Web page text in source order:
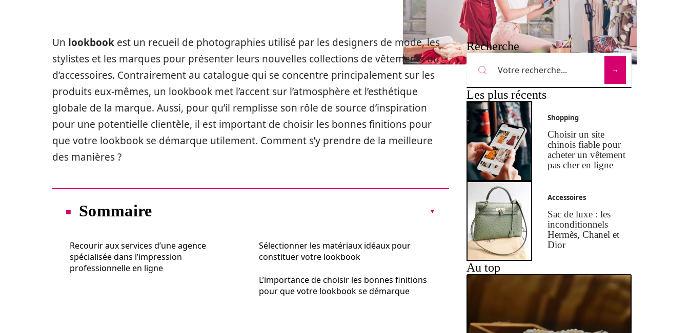
Un lookbook est un recueil de photographies utilisé par les designers de mode, les
stylistes et les marques pour présenter leurs nouvelles collections de vêtements ou
d’accessoires. Contrairement au catalogue qui se concentre principalement sur les
produits eux-mêmes, un lookbook met l’accent sur l’atmosphère et l’esthétique
globale de la marque. Aussi, pour qu’il remplisse son rôle de source d’inspiration
pour une potentielle clientèle, il est important de choisir les bonnes finitions pour
que votre lookbook se démarque utilement. Comment s’y prendre de la meilleure
des manières ?
Sommaire
Recourir aux services d’une agence
spécialisée dans l’impression
professionnelle en ligne
Sélectionner les matériaux idéaux pour
constituer votre lookbook
L’importance de choisir les bonnes finitions
pour que votre lookbook se démarque
Recherche
Les plus récents
Shopping
Choisir un site
chinois fiable pour
acheter un vêtement
pas cher en ligne
Accessoires
Sac de luxe : les
inconditionnels
Hermès, Chanel et
Dior
Au top